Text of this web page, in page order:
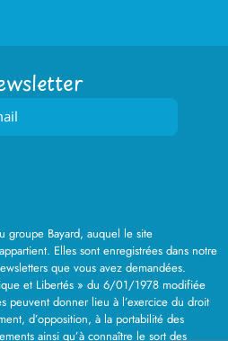
groupe Bayard, auquel le site
Elles sont enregistrées dans notre
que vous avez demandées.
et Libertés » du 6/01/1978 modifiée
donner lieu à l’exercice du droit
d’opposition, à la portabilité des
ainsi qu’à connaître le sort des